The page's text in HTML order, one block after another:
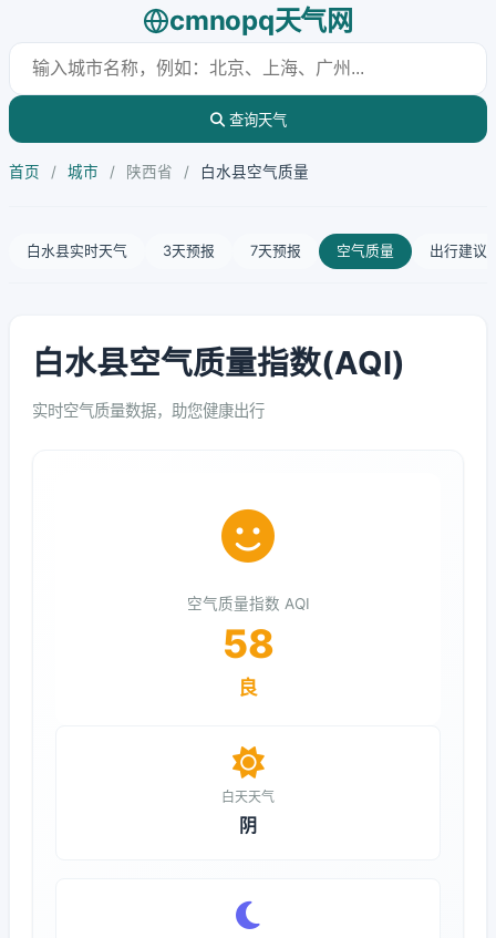
cmnopq天气网
查询天气
首页 / 城市 / 陕西省 / 白水县空气质量
白水县实时天气 3天预报 7天预报 空气质量 出行建议
白水县空气质量指数(AQI)
实时空气质量数据，助您健康出行
空气质量指数 AQI
58
良
白天天气
阴